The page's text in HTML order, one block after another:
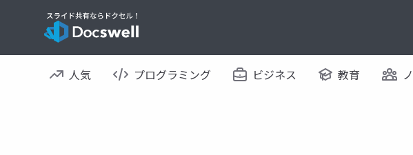
人気 プログラミング ビジネス 教育